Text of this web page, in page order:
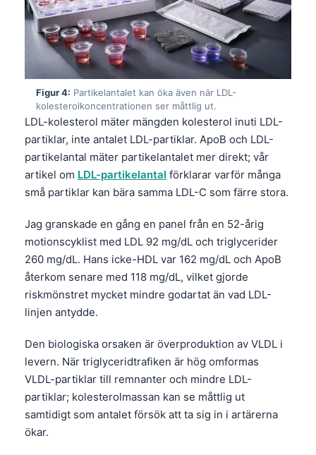
Figur 4: Partikelantalet kan öka även när LDL-
kolesterolkoncentrationen ser måttlig ut.
LDL-kolesterol mäter mängden kolesterol inuti LDL-
partiklar, inte antalet LDL-partiklar. ApoB och LDL-
partikelantal mäter partikelantalet mer direkt; vår
artikel om LDL-partikelantal förklarar varför många
små partiklar kan bära samma LDL-C som färre stora.
Jag granskade en gång en panel från en 52-årig
motionscyklist med LDL 92 mg/dL och triglycerider
260 mg/dL. Hans icke-HDL var 162 mg/dL och ApoB
återkom senare med 118 mg/dL, vilket gjorde
riskmönstret mycket mindre godartat än vad LDL-
linjen antydde.
Den biologiska orsaken är överproduktion av VLDL i
levern. När triglyceridtrafiken är hög omformas
VLDL-partiklar till remnanter och mindre LDL-
partiklar; kolesterolmassan kan se måttlig ut
samtidigt som antalet försök att ta sig in i artärerna
ökar.